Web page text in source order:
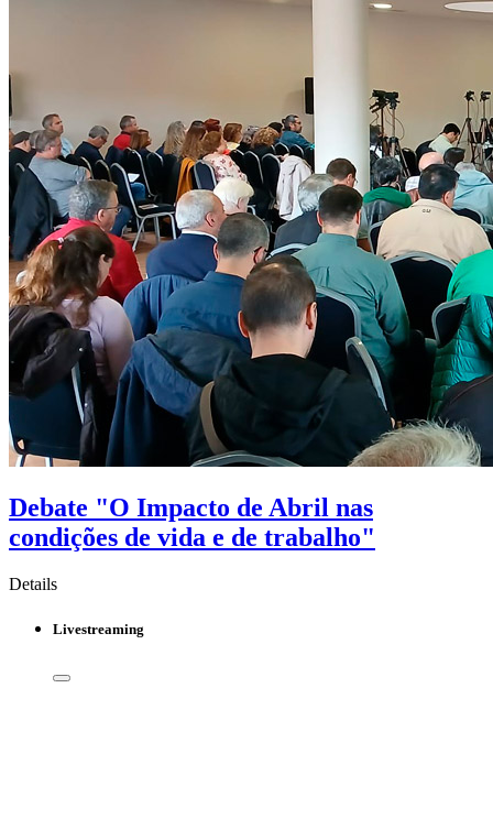
Debate "O Impacto de Abril nas
condições de vida e de trabalho"
Details
Livestreaming